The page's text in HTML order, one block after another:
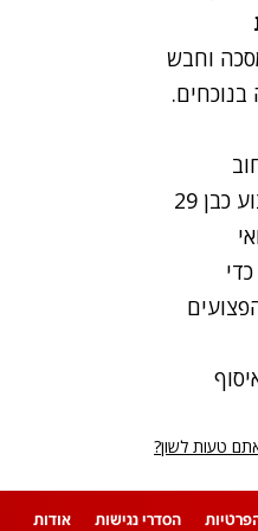
וחבש
כשהמוקד דיווח לנו על שני הפצועים. אזרחים סימנו לנו לעצור וקראו לנו לבוא אל פצוע כבן 29
תוך כדי
טעות לשון?
הסדרי נגישות אודות